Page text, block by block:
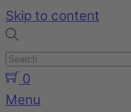
Skip to content
0
Menu